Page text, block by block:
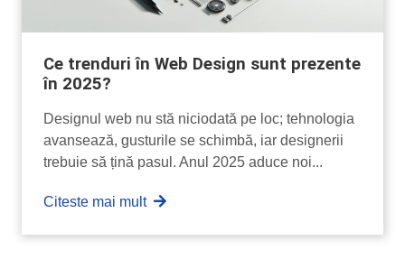
Ce trenduri în Web Design sunt prezente
în 2025?
Designul web nu stă niciodată pe loc; tehnologia
avansează, gusturile se schimbă, iar designerii
trebuie să țină pasul. Anul 2025 aduce noi...
Citeste mai mult